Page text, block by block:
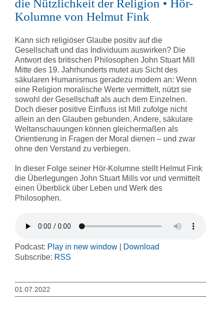
die Nützlichkeit der Religion • Hör-
Kolumne von Helmut Fink
Kann sich religiöser Glaube positiv auf die
Gesellschaft und das Individuum auswirken? Die
Antwort des britischen Philosophen John Stuart Mill
Mitte des 19. Jahrhunderts mutet aus Sicht des
säkularen Humanismus geradezu modern an: Wenn
eine Religion moralische Werte vermittelt, nützt sie
sowohl der Gesellschaft als auch dem Einzelnen.
Doch dieser positive Einfluss ist Mill zufolge nicht
allein an den Glauben gebunden. Andere, säkulare
Weltanschauungen können gleichermaßen als
Orientierung in Fragen der Moral dienen – und zwar
ohne den Verstand zu verbiegen.
In dieser Folge seiner Hör-Kolumne stellt Helmut Fink
die Überlegungen John Stuart Mills vor und vermittelt
einen Überblick über Leben und Werk des
Philosophen.
Podcast: Play in new window
Download
Subscribe: RSS
01.07.2022